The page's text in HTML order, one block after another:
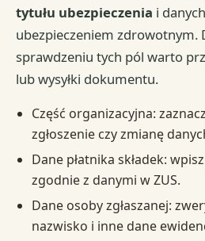
tytułu ubezpieczenia i
ubezpieczeniem zdrowotnym.
sprawdzeniu tych pól warto
lub wysyłki dokumentu.
Część organizacyjna:
zgłoszenie czy zmianę
Dane płatnika składek:
zgodnie z danymi w ZUS.
Dane osoby zgłaszanej:
nazwisko i inne dane